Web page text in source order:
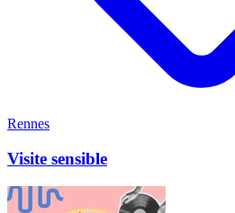
Rennes
Visite sensible